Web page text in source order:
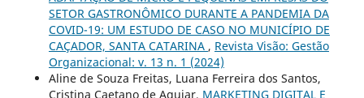
SETOR GASTRONÔMICO DURANTE A PANDEMIA DA
COVID-19: UM ESTUDO DE CASO NO MUNICÍPIO DE
CAÇADOR, SANTA CATARINA , Revista Visão: Gestão
Organizacional: v. 13 n. 1 (2024)
Aline de Souza Freitas, Luana Ferreira dos Santos,
Cristina Caetano de Aguiar, MARKETING DIGITAL E